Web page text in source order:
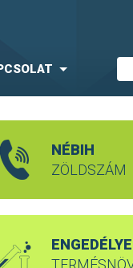
NÉBIH
ZÖLDSZÁM